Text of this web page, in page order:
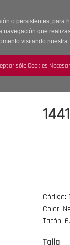
o persistentes,
que
visitando nuestra
ACCESORIOS
Código:
Color:
Tacón:
Talla